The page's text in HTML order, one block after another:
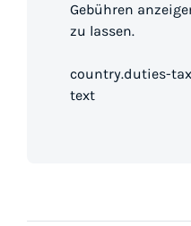
Gebühren
zu lassen.
country.duties-
text